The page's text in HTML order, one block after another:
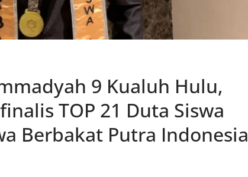
9 Kualuh Hulu,
TOP 21 Duta Siswa
Berbakat Putra Indonesia